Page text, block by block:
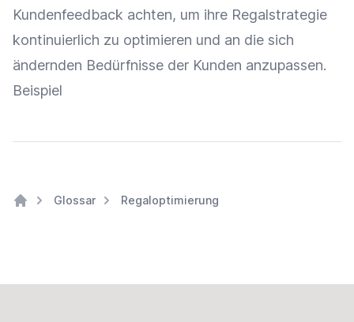
Kundenfeedback achten, um ihre Regalstrategie
kontinuierlich zu optimieren und an die sich
ändernden Bedürfnisse der Kunden anzupassen.
Beispiel
Glossar Regaloptimierung